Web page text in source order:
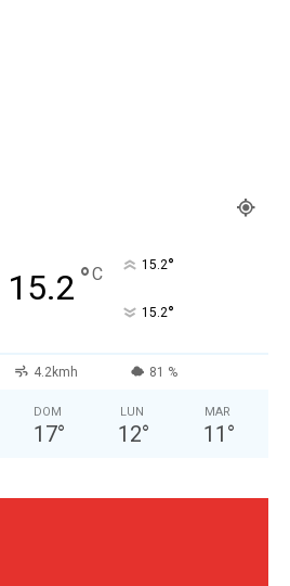
15.2 °C 15.2°
15.2°
4.2kmh 81 %
DOM
17°
LUN
12°
MAR
11 °